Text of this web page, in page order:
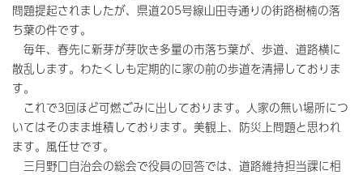
問題提起されましたが、県道205号線山田寺通りの街路樹楠の落
ち葉の件です。
毎年、春先に新芽が芽吹き多量の市落ち葉が、歩道、道路横に
散乱します。わたくしも定期的に家の前の歩道を清掃しておりま
す。
これで3回ほど可燃ごみに出しております。人家の無い場所につ
いてはそのまま堆積しております。美観上、防災上問題と思われ
ます。風任せです。
三月野口自治会の総会で役員の回答では、道路維持担当課に相